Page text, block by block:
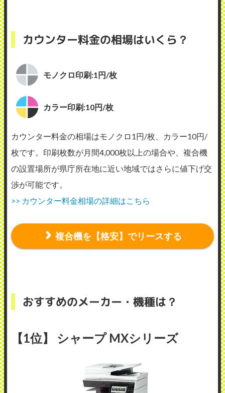
カウンター料金の相場はいくら？
モノクロ印刷:1円/枚
カラー印刷:10円/枚
カウンター料金の相場はモノクロ1円/枚、カラー10円/
枚です。印刷枚数が月間4,000枚以上の場合や、複合機
の設置場所が県庁所在地に近い地域ではさらに値下げ交
渉が可能です。
>> カウンター料金相場の詳細はこちら
複合機を【格安】でリースする
おすすめのメーカー・機種は？
【1位】 シャープ MXシリーズ